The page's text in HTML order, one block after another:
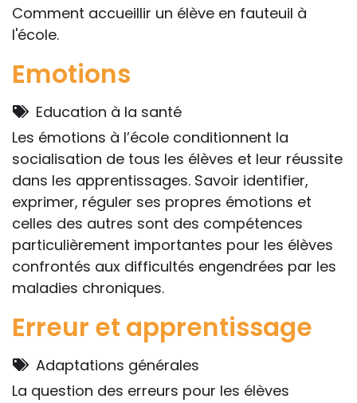
Comment accueillir un élève en fauteuil à
l'école.
Emotions
Education à la santé
Les émotions à l’école conditionnent la
socialisation de tous les élèves et leur réussite
dans les apprentissages. Savoir identifier,
exprimer, réguler ses propres émotions et
celles des autres sont des compétences
particulièrement importantes pour les élèves
confrontés aux difficultés engendrées par les
maladies chroniques.
Erreur et apprentissage
Adaptations générales
La question des erreurs pour les élèves